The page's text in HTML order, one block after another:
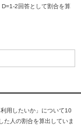
2回答として割合を算
用したいか」について10
た人の割合を算出していま